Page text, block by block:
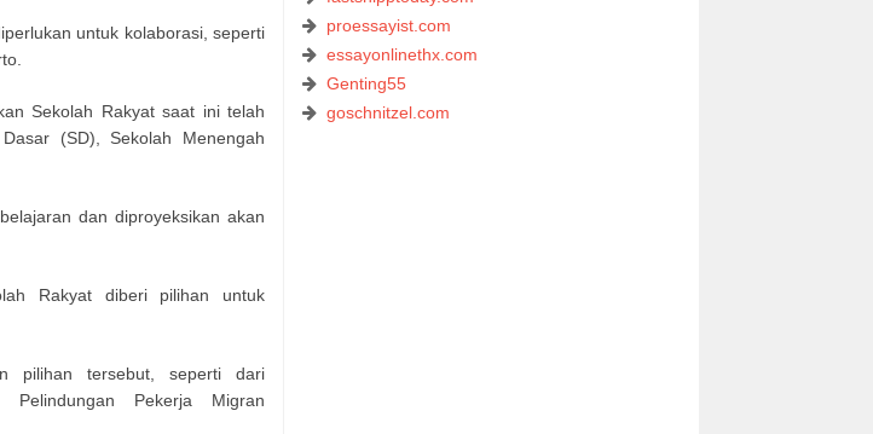
untuk kolaborasi, seperti
Sekolah Rakyat saat ini telah
(SD), Sekolah Menengah
dan diproyeksikan akan
Rakyat diberi pilihan untuk
pilihan tersebut, seperti dari
Pelindungan Pekerja Migran
proessayist.com
essayonlinethx.com
Genting55
goschnitzel.com